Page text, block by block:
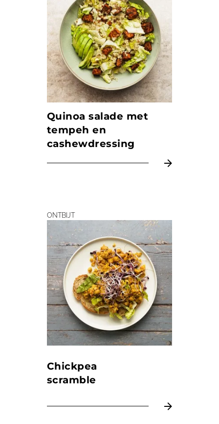
Quinoa salade met
tempeh en
cashewdressing
ONTBIJT
Chickpea
scramble